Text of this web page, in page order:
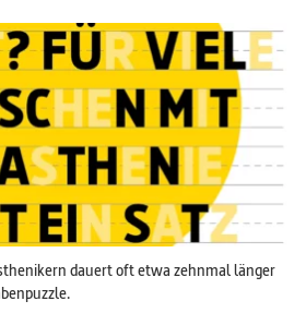
dauert oft etwa zehnmal länger